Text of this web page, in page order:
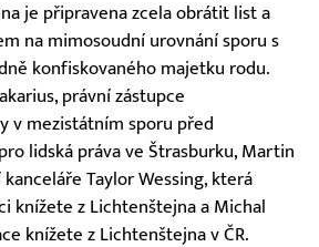
je připravena zcela obrátit list a
na mimosoudní urovnání sporu s
konfiskovaného majetku rodu.
právní zástupce
v mezistátním sporu před
lidská práva ve Štrasburku, Martin
Taylor Wessing, která
knížete z Lichtenštejna a Michal
knížete z Lichtenštejna v ČR.